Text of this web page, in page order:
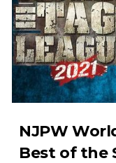
por MJF
Unknown-Aug 06
CAOS NO
Riders vencem
entre Adam
Unknown-Aug 06
WWE: Lola Vice
NJPW
Best of the